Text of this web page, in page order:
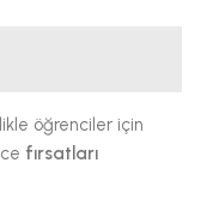
öğrenciler için
fırsatları